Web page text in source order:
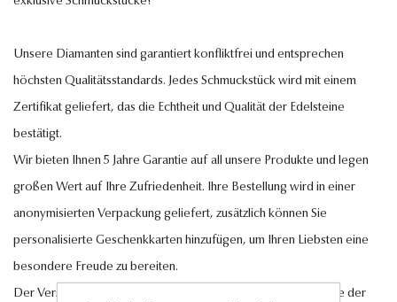
Unsere Diamanten sind garantiert konfliktfrei und entsprechen
höchsten Qualitätsstandards. Jedes Schmuckstück wird mit einem
Zertifikat geliefert, das die Echtheit und Qualität der Edelsteine
bestätigt.
Wir bieten Ihnen 5 Jahre Garantie auf all unsere Produkte und legen
großen Wert auf Ihre Zufriedenheit. Ihre Bestellung wird in einer
anonymisierten Verpackung geliefert, zusätzlich können Sie
personalisierte Geschenkkarten hinzufügen, um Ihren Liebsten eine
besondere Freude zu bereiten.
Der Versand innerhalb Deutschlands ist kostenlos, ebenso wie der